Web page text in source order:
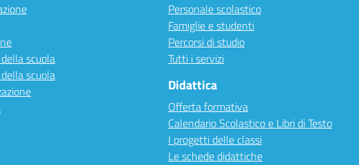
scuola
scuola
Personale scolastico
Famiglie e studenti
Percorsi di studio
Tutti i servizi
Didattica
Offerta formativa
Calendario Scolastico e Libri di Testo
I progetti delle classi
Le schede didattiche